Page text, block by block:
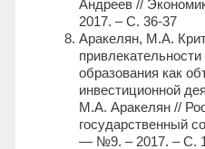
Андреев //
2017. – С. 36-37
Аракелян, М.А.
образования как
инвестиционной
М.А. Аракелян //
государственный
— №9. – 2017. – С.